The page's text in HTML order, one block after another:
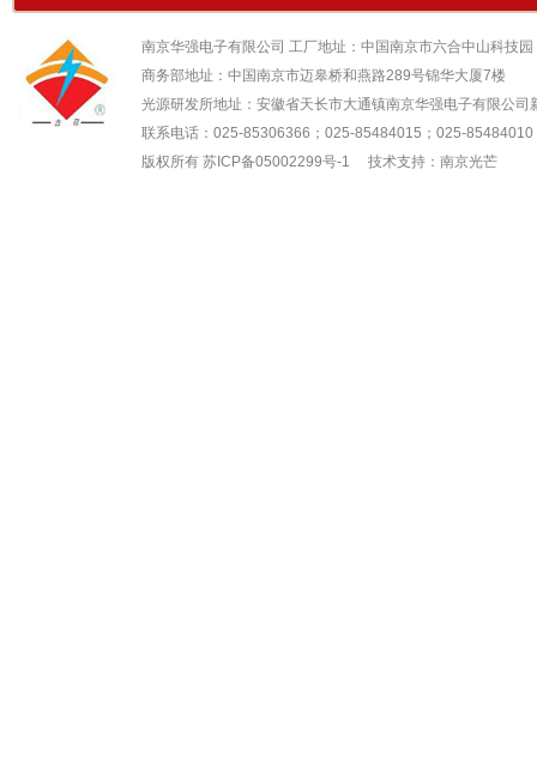
南京华强电子有限公司 工厂地址：中国南京市六合中山科技园
商务部地址：中国南京市迈皋桥和燕路289号锦华大厦7楼
光源研发所地址：安徽省天长市大通镇南京华强电子有限公司
联系电话：025-85306366；025-85484015；025-
版权所有 苏ICP备05002299号-1 技术支持：南京光芒